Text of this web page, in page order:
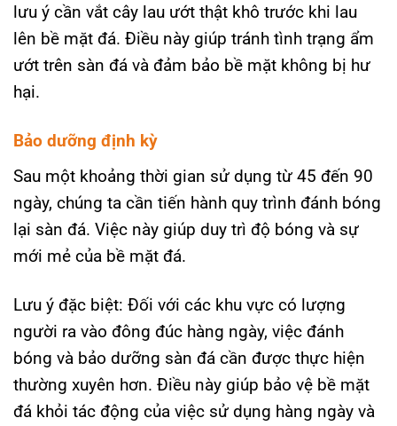
lưu ý cần vắt cây lau ướt thật khô trước khi lau
lên bề mặt đá. Điều này giúp tránh tình trạng ẩm
ướt trên sàn đá và đảm bảo bề mặt không bị hư
hại.
Bảo dưỡng định kỳ
Sau một khoảng thời gian sử dụng từ 45 đến 90
ngày, chúng ta cần tiến hành quy trình đánh bóng
lại sàn đá. Việc này giúp duy trì độ bóng và sự
mới mẻ của bề mặt đá.
Lưu ý đặc biệt: Đối với các khu vực có lượng
người ra vào đông đúc hàng ngày, việc đánh
bóng và bảo dưỡng sàn đá cần được thực hiện
thường xuyên hơn. Điều này giúp bảo vệ bề mặt
đá khỏi tác động của việc sử dụng hàng ngày và